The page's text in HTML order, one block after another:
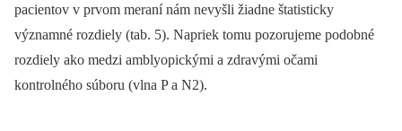
pacientov v prvom meraní nám nevyšli žiadne štatisticky
významné rozdiely (tab. 5). Napriek tomu pozorujeme podobné
rozdiely ako medzi amblyopickými a zdravými očami
kontrolného súboru (vlna P a N2).